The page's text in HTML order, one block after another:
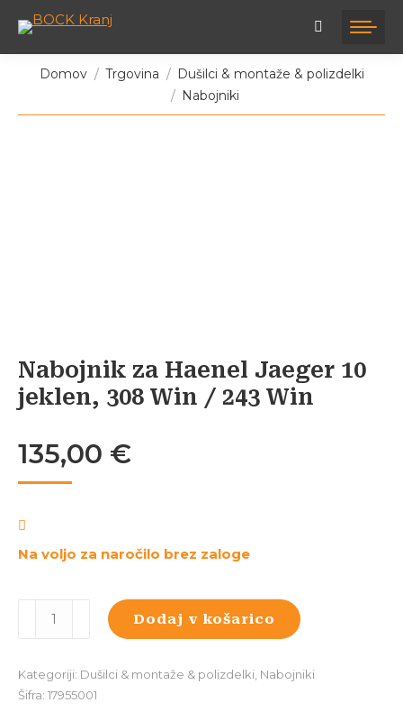
Tukaj ste:
Domov Trgovina
Dušilci & montaže & polizdelki
Nabojniki
Nabojnik za Haenel Jaeger 10
jeklen, 308 Win / 243 Win
135,00 €
Na voljo za naročilo brez zaloge
10
jeklen,
Dodaj v košarico
Kategoriji: Dušilci & montaže & polizdelki Nabojniki
Šifra: 17955001